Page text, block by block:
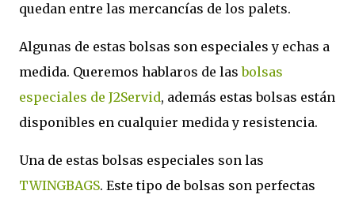
quedan entre las mercancías de los palets.
Algunas de estas bolsas son especiales y echas a
medida. Queremos hablaros de lasbolsas
especiales de J2Servid, además estas bolsas están
disponibles en cualquier medida y resistencia.
Una de estas bolsas especiales son las
TWINGBAGS. Este tipo de bolsas son perfectas